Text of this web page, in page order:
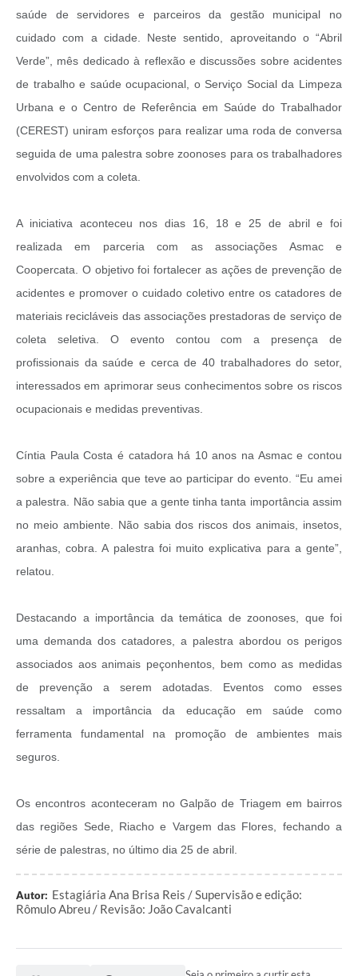
saúde de servidores e parceiros da gestão municipal no
cuidado com a cidade. Neste sentido, aproveitando o “Abril
Verde”, mês dedicado à reflexão e discussões sobre acidentes
de trabalho e saúde ocupacional, o Serviço Social da Limpeza
Urbana e o Centro de Referência em Saúde do Trabalhador
(CEREST) uniram esforços para realizar uma roda de conversa
seguida de uma palestra sobre zoonoses para os trabalhadores
envolvidos com a coleta.
A iniciativa aconteceu nos dias 16, 18 e 25 de abril e foi
realizada em parceria com as associações Asmac e
Coopercata. O objetivo foi fortalecer as ações de prevenção de
acidentes e promover o cuidado coletivo entre os catadores de
materiais recicláveis das associações prestadoras de serviço de
coleta seletiva. O evento contou com a presença de
profissionais da saúde e cerca de 40 trabalhadores do setor,
interessados em aprimorar seus conhecimentos sobre os riscos
ocupacionais e medidas preventivas.
Cíntia Paula Costa é catadora há 10 anos na Asmac e contou
sobre a experiência que teve ao participar do evento. “Eu amei
a palestra. Não sabia que a gente tinha tanta importância assim
no meio ambiente. Não sabia dos riscos dos animais, insetos,
aranhas, cobra. A palestra foi muito explicativa para a gente”,
relatou.
Destacando a importância da temática de zoonoses, que foi
uma demanda dos catadores, a palestra abordou os perigos
associados aos animais peçonhentos, bem como as medidas
de prevenção a serem adotadas. Eventos como esses
ressaltam a importância da educação em saúde como
ferramenta fundamental na promoção de ambientes mais
seguros.
Os encontros aconteceram no Galpão de Triagem em bairros
das regiões Sede, Riacho e Vargem das Flores, fechando a
série de palestras, no último dia 25 de abril.
Autor: Estagiária Ana Brisa Reis / Supervisão e edição:
Rômulo Abreu / Revisão: João Cavalcanti